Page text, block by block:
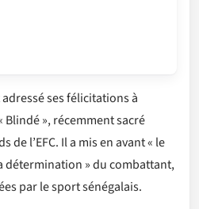
ses félicitations à
», récemment sacré
l’EFC. Il a mis en avant « le
détermination » du combattant,
par le sport sénégalais.